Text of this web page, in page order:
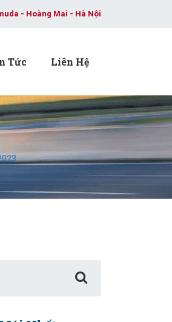
- Hoàng Mai - Hà Nội
Tức Liên Hệ